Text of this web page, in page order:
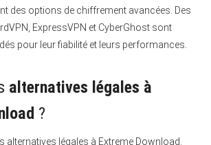
des options de chiffrement avancées. Des
ExpressVPN et CyberGhost sont
pour leur fiabilité et leurs performances.
alternatives légales à
?
alternatives légales à Extreme Download.